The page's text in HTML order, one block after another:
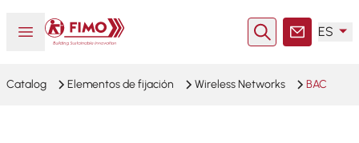
Abrir o cerrar el menú
Volver a la página principal
Buscar enContacto
ES
Catalog Elementos de fijación Wireless Networks BAC